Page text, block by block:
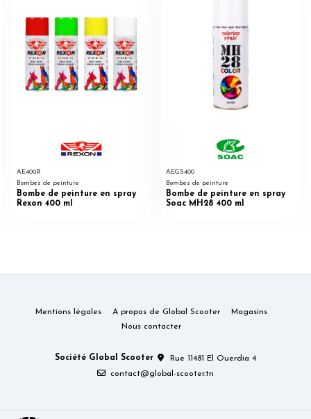
AE400R
Bombes de peinture
Bombe de peinture en spray
Rexon 400 ml
AEGS400
Bombes de peinture
Bombe de peinture en spray
Soac MH28 400 ml
Mentions légales A propos de Global Scooter
Magasins
Nous contacter
Société Global Scooter
Rue 11481 El Ouerdia 4
contact@global-scooter.tn